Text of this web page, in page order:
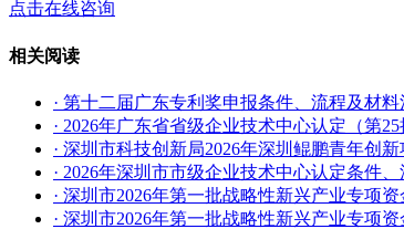
点击在线咨询
相关阅读
· 第十二届广东专利奖申报条件、流程及材料
· 2026年广东省省级企业技术中心认定（第
· 深圳市科技创新局2026年深圳鲲鹏青年创
· 2026年深圳市市级企业技术中心认定条件
· 深圳市2026年第一批战略性新兴产业专项
· 深圳市2026年第一批战略性新兴产业专项